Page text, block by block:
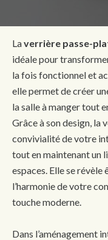
Laverrière passe-
idéale pour
la fois fonctionnel et
elle permet de créer
la salle à manger tout
Grâce à son design, la
convivialité de votre
tout en maintenant un
espaces. Elle se
l’harmonie de votre
touche moderne.
Dans l’aménagement